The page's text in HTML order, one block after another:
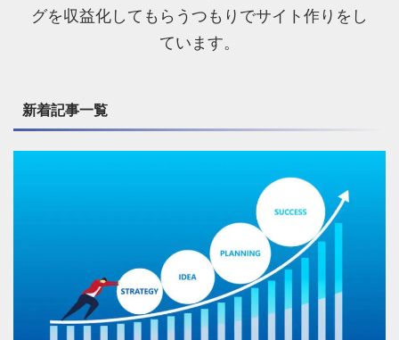
グを収益化してもらうつもりでサイト作りをし
ています。
新着記事一覧